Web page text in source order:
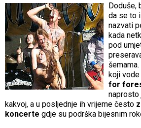
Doduše,
da se to
nazvati
kada
pod
koji vode
for
naprosto
kakvoj, a u posljednje ih vrijeme često
koncerte gdje su podrška bijesnim